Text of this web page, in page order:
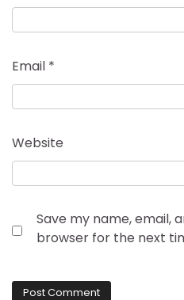
Email *
Website
Save my name, email,
browser for the next